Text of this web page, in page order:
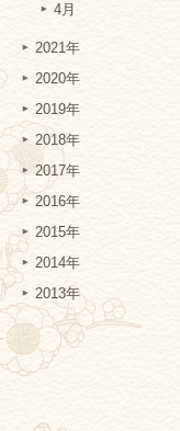
4月
2021年
2020年
2019年
2018年
2017年
2016年
2015年
2014年
2013年